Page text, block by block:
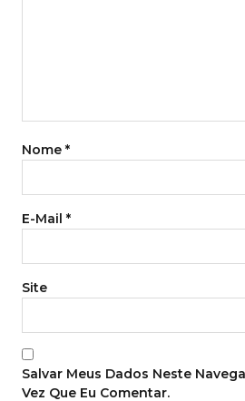
Nome *
E-Mail *
Site
Salvar Meus Dados Neste
Vez Que Eu Comentar.